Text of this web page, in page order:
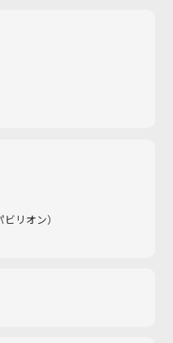
リオン）​